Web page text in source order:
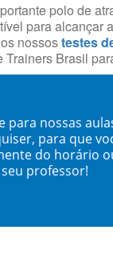
polo de
para alcançar
nossostestes
Trainers Brasil
para nossas
para que
do horário
professor!